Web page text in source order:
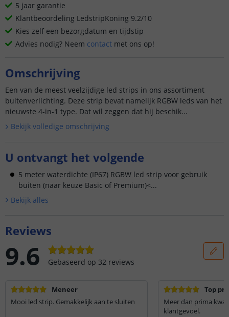
5 jaar garantie
Klantbeoordeling LedstripKoning 9.2/10
Kies zelf een bezorgdatum en tijdstip
Advies nodig? Neem contact met ons op!
Omschrijving
Een van de meest veelzijdige led strips in ons assortiment
buitenverlichting. Deze strip bevat namelijk RGBW leds van het
nieuwste 4-in-1 type. Dat wil zeggen dat hij beschik...
Bekijk volledige omschrijving
U ontvangt het volgende
5 meter waterdichte (IP67) RGBW led strip voor gebruik
buiten (naar keuze Basic of Premium)<...
Bekijk alles
Reviews
9.6 Gebaseerd op 32 reviews
Meneer
Mooi led strip. Gemakkelijk aan te sluiten
Top
Meer dan prima
klantgevoel.